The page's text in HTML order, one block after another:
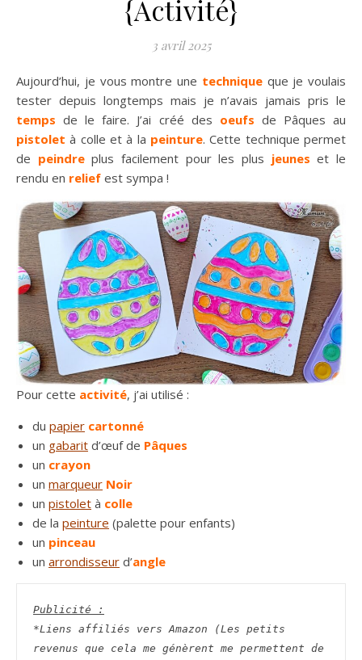
{Activité}
3 avril 2025
Aujourd’hui, je vous montre une technique que je voulais
tester depuis longtemps mais je n’avais jamais pris le
temps de le faire. J’ai créé des oeufs de Pâques au
pistolet à colle et à la peinture. Cette technique permet
de peindreplus facilement pour les plus jeunes et le
rendu en relief est sympa !
Pour cette activité, j’ai utilisé :
du papier cartonné
un gabarit d’œuf de Pâques
un crayon
un marqueur Noir
un pistolet à colle
de la peinture (palette pour enfants)
un pinceau
un arrondisseur d’angle
Publicité :
*Liens affiliés vers Amazon (Les petits
revenus que cela me génèrent me permettent de